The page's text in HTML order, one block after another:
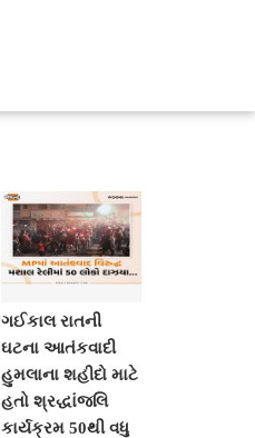
ગઈકાલ રાતની
ઘટના આતંકવાદી
હુમલાના શહીદો માટે
હતો શ્રદ્ધાંજલિ
કાર્યક્રમ 50થી વધુ